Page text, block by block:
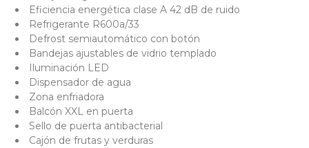
Eficiencia energética clase A 42 dB de ruido
Refrigerante R600a/33
Defrost semiautomático con botón
Bandejas ajustables de vidrio templado
Iluminación LED
Dispensador de agua
Zona enfriadora
Balcón XXL en puerta
Sello de puerta antibacterial
Cajón de frutas y verduras